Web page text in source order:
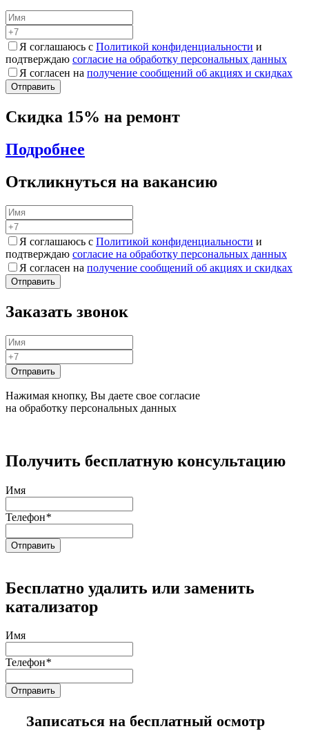
Я соглашаюсь с Политикой конфиденциальности и
подтверждаю согласие на обработку персональных данных
Я согласен на получение сообщений об акциях и скидках
Скидка 15% на ремонт
Подробнее
Откликнуться на вакансию
Я соглашаюсь с Политикой конфиденциальности и
подтверждаю согласие на обработку персональных данных
Я согласен на получение сообщений об акциях и скидках
Заказать звонок
Нажимая кнопку, Вы даете свое согласие
на обработку персональных данных
Получить бесплатную консультацию
Имя
Телефон*
Бесплатно удалить или заменить
катализатор
Имя
Телефон*
Записаться на бесплатный осмотр